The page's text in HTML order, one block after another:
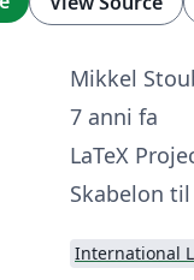
Mikkel
7 anni fa
LaTeX
Skabelon
International